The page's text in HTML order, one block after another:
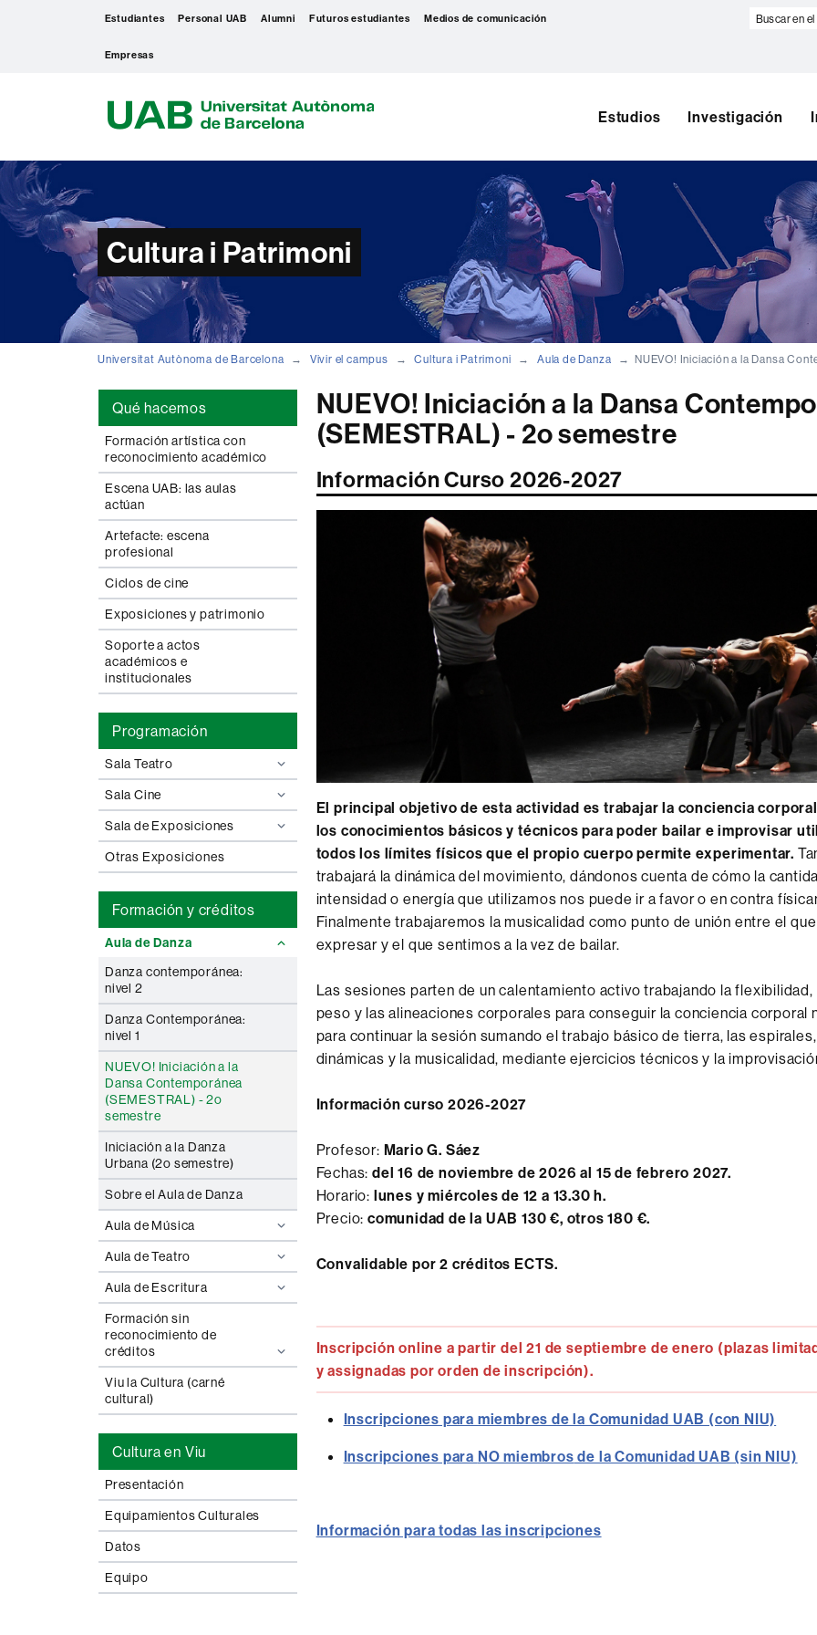
Estudiantes Personal UAB Alumni Futuros estudiantes Medios de comunicación
Empresas
Buscar
A
Estudios Investigación
Cultura i Patrimoni
Universitat Autònoma de Barcelona Vivir el campus Cultura i Patrimoni Aula de Danza NUEVO! Iniciación a la Dansa
Qué hacemos
Formación artística con
reconocimiento académico
Escena UAB: las aulas
actúan
Artefacte: escena
profesional
Ciclos de cine
Exposiciones y patrimonio
Soporte a actos
académicos e
institucionales
Programación
Sala Teatro
Sala Cine
Sala de Exposiciones
Otras Exposiciones
Formación y créditos
Aula de Danza
Danza contemporánea:
nivel 2
Danza Contemporánea:
nivel 1
NUEVO! Iniciación a la
Dansa Contemporánea
(SEMESTRAL) - 2o
semestre
Iniciación a la Danza
Urbana (2o semestre)
Sobre el Aula de Danza
Aula de Música
Aula de Teatro
Aula de Escritura
Formación sin
reconocimiento de
créditos
Viu la Cultura (carné
cultural)
Cultura en Viu
Presentación
Equipamientos Culturales
Datos
Equipo
NUEVO! Iniciación a la Dansa
(SEMESTRAL) - 2o semestre
Información Curso 2026-2027
El principal objetivo de esta actividad es trabajar la conciencia
los conocimientos básicos y técnicos para poder bailar e improvisar
todos los límites físicos que el propio cuerpo permite experimentar.
trabajará la dinámica del movimiento, dándonos cuenta de cómo la
intensidad o energía que utilizamos nos puede ir a favor o en contra
Finalmente trabajaremos la musicalidad como punto de unión entre el
expresar y el que sentimos a la vez de bailar.
Las sesiones parten de un calentamiento activo trabajando la flexibilidad,
peso y las alineaciones corporales para conseguir la conciencia corporal
para continuar la sesión sumando el trabajo básico de tierra, las
dinámicas y la musicalidad, mediante ejercicios técnicos y la
Información curso 2026-2027
Profesor: Mario G. Sáez
Fechas: del 16 de noviembre de 2026 al 15 de febrero 2027.
Horario: lunes y miércoles de 12 a 13.30 h.
Precio: comunidad de la UAB 130 €, otros 180 €.
Convalidable por 2 créditos ECTS.
Inscripción online a partir del 21 de septiembre de enero (plazas
y assignadas por orden de inscripción).
Inscripciones para miembres de la Comunidad UAB (con NIU)
Inscripciones para NO miembros de la Comunidad UAB (sin NIU)
Información para todas las inscripciones